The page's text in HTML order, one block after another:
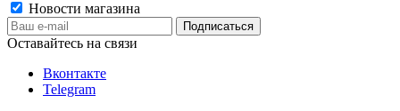
Новости магазина
Оставайтесь на связи
Вконтакте
Telegram